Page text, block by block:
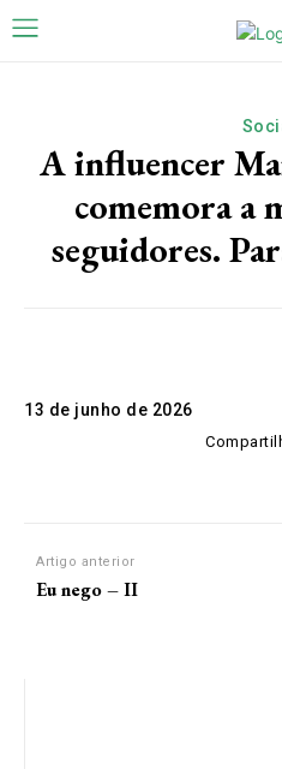
A influencer
comemora a
seguidores.
13 de junho de 2026
Artigo anterior
Eu nego – II